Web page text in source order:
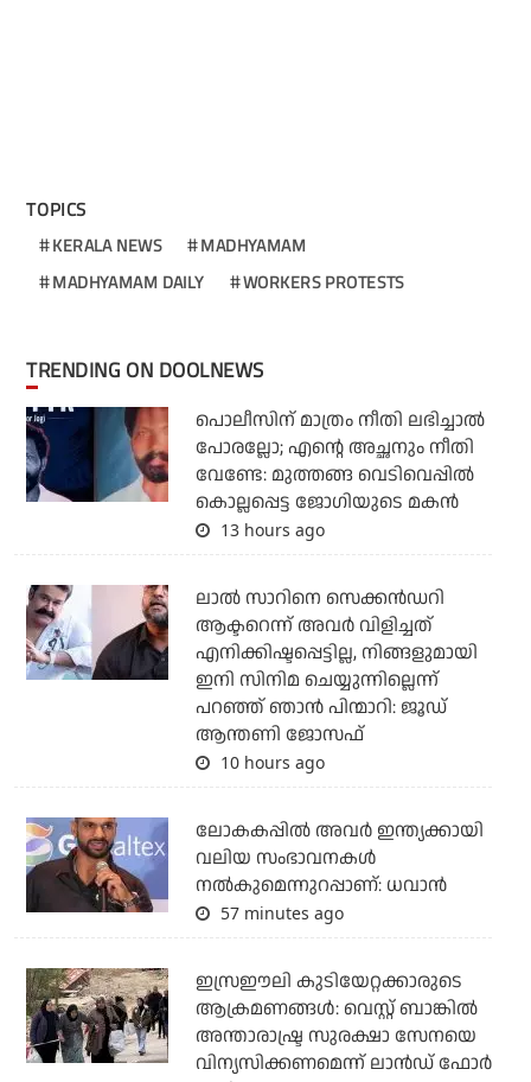
TOPICS
KERALA NEWS
MADHYAMAM
MADHYAMAM DAILY
WORKERS PROTESTS
TRENDING ON DOOLNEWS
പൊലീസിന് മാത്രം നീതി ലഭിച്ചാല്‍
പോരല്ലോ; എന്റെ അച്ഛനും നീതി
വേണ്ടേ: മുത്തങ്ങ വെടിവെപ്പില്‍
കൊല്ലപ്പെട്ട ജോഗിയുടെ മകന്‍
13 hours ago
ലാല്‍ സാറിനെ സെക്കന്‍ഡറി
ആക്ടറെന്ന് അവര്‍ വിളിച്ചത്
എനിക്കിഷ്ടപ്പെട്ടില്ല, നിങ്ങളുമായി
ഇനി സിനിമ ചെയ്യുന്നില്ലെന്ന്
പറഞ്ഞ് ഞാന്‍ പിന്മാറി: ജൂഡ്
ആന്തണി ജോസഫ്
10 hours ago
ലോകകപ്പിൽ അവര്‍ ഇന്ത്യക്കായി
വലിയ സംഭാവനകള്‍
നല്‍കുമെന്നുറപ്പാണ്: ധവാന്‍
57 minutes ago
ഇസ്രഈലി കുടിയേറ്റക്കാരുടെ
ആക്രമണങ്ങള്‍: വെസ്റ്റ് ബാങ്കില്‍
അന്താരാഷ്ട്ര സുരക്ഷാ സേനയെ
വിന്യസിക്കണമെന്ന് ലാന്‍ഡ് ഫോര്‍